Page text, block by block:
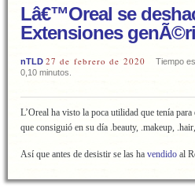
Lâ€™Oreal se
Extensiones
nTLD 27 de febrero de 2020
Tiempo
0,10 minutos.
L’Oreal ha visto la poca utilidad que tenía
que consiguió en su día .beauty, .makeup,
Así que antes de desistir se las ha vendido al